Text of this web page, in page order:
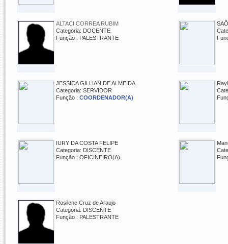
ALTACI CORREA RUBIM
Categoria: DOCENTE
Função : PALESTRANTE
JESSICA GILLIAN DE ALMEIDA
Categoria: SERVIDOR
Função : COORDENADOR(A)
IURY DA COSTA FELIPE
Categoria: DISCENTE
Função : OFICINEIRO(A)
Rosilene Cruz de Araujo
Categoria: DISCENTE
Função : PALESTRANTE